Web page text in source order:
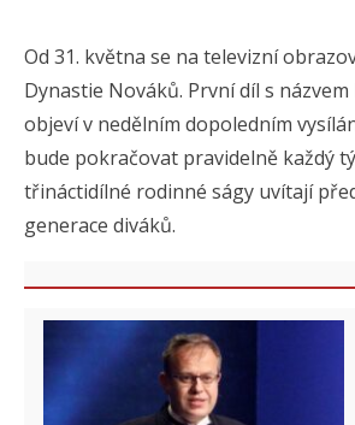
Od 31. května se na televizní
Dynastie Nováků. První díl s
objeví v nedělním dopoledním
bude pokračovat pravidelně každý
třináctidílné rodinné ságy uvítají
generace diváků.